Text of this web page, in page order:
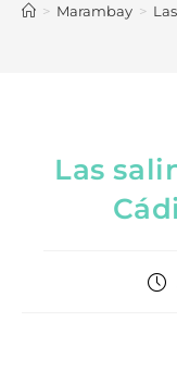
> Marambay >
Las